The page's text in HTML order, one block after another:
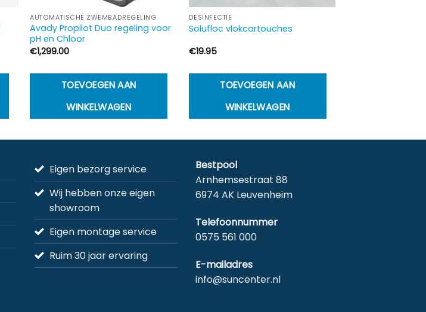
AUTOMATISCHE ZWEMBADREGELING
Avady Propilot Duo regeling voor
pH en Chloor
€1,299.00
TOEVOEGEN AAN
WINKELWAGEN
DESINFECTIE
Solufloc vlokcartouches
€19.95
TOEVOEGEN AAN
WINKELWAGEN
Eigen bezorg service
Wij hebben onze eigen
showroom
Eigen montage service
Ruim 30 jaar ervaring
Bestpool
Arnhemsestraat 88
6974 AK Leuvenheim
Telefoonnummer
0575 561 000
E-mailadres
info@suncenter.nl